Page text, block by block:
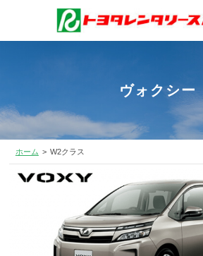
ヴォクシー
ホーム W2クラス